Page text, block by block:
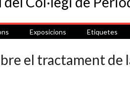
Exposicions Etiquetes
el tractament